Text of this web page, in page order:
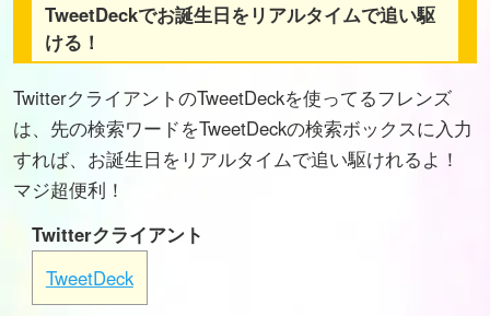
TweetDeckでお誕生日をリアルタイムで追い駆
ける！
TwitterクライアントのTweetDeckを使ってるフレンズ
は、先の検索ワードをTweetDeckの検索ボックスに入力
すれば、お誕生日をリアルタイムで追い駆けれるよ！
マジ超便利！
Twitterクライアント
TweetDeck